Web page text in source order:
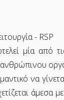
- RSP
μία από
ανθρώπινου
να
άμεσα με